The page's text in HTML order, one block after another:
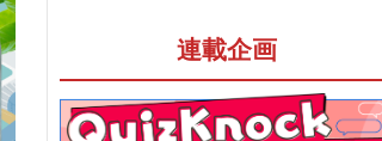
連載企画